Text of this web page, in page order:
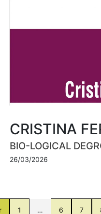
CRISTINA
BIO-LOGICAL
26/03/2026
1 … 6 7